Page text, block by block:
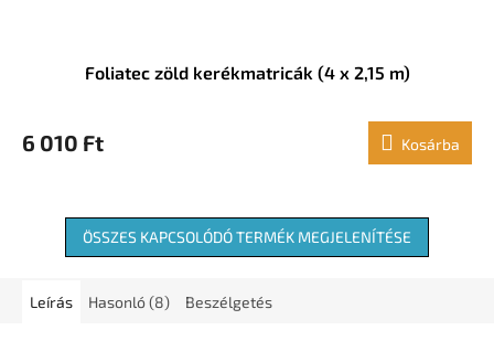
Foliatec zöld kerékmatricák (4 x 2,15 m)
6 010 Ft Kosárba
ÖSSZES KAPCSOLÓDÓ TERMÉK MEGJELENÍTÉSE
Leírás Hasonló (8) Beszélgetés